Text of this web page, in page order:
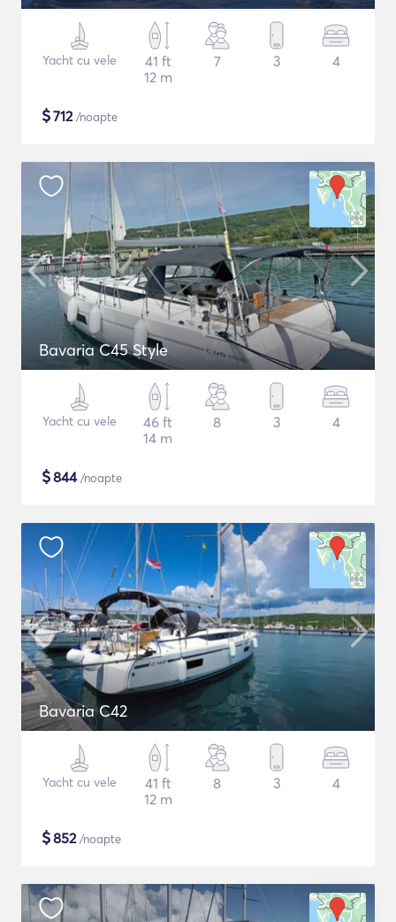
Yacht cu vele
41 ft
12 m
7 3 4
$712/noapte
Bavaria C45 Style
Yacht cu vele
46 ft
14 m
8 3 4
$844/noapte
Bavaria C42
Yacht cu vele
41 ft
12 m
8 3 4
$852/noapte